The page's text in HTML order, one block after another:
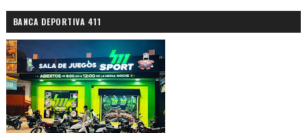
BANCA DEPORTIVA 411